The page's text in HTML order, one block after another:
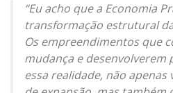
“Eu acho que a Economia
transformação estrutural
Os empreendimentos que
mudança e desenvolverem
essa realidade, não apenas